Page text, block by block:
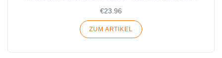
€23.96
ZUM ARTIKEL